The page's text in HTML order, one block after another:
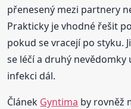
přenesený mezi partnery
Prakticky je vhodné řešit
pokud se vracejí po styku.
se léčí a druhý
infekci dál.
Článek Gyntima by rovněž